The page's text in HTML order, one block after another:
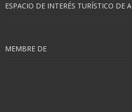
ESPACIO DE INTERÉS TURÍSTICO DE
MEMBRE DE